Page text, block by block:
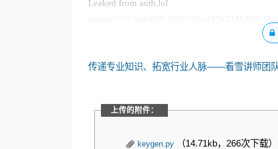
Leaked from auth.lol
传递专业知识、拓宽行业人脉——看雪讲师团队
上传的附件：
keygen.py （14.71kb，266次下载）